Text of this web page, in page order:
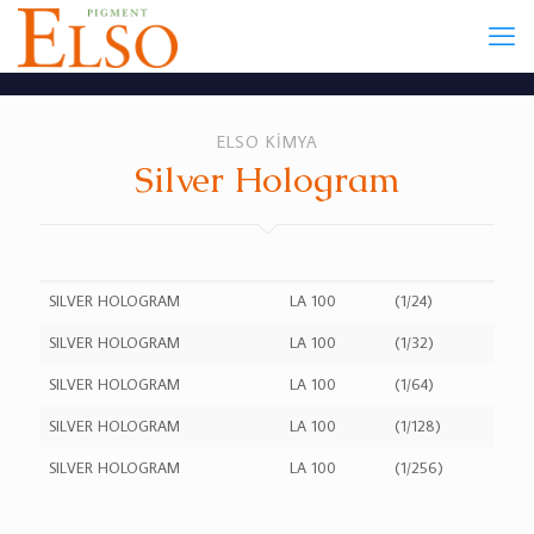
ELSO KİMYA
Silver Hologram
SILVER HOLOGRAM LA 100 (1/24)
SILVER HOLOGRAM LA 100 (1/32)
SILVER HOLOGRAM LA 100 (1/64)
SILVER HOLOGRAM LA 100 (1/128)
SILVER HOLOGRAM LA 100 (1/256)